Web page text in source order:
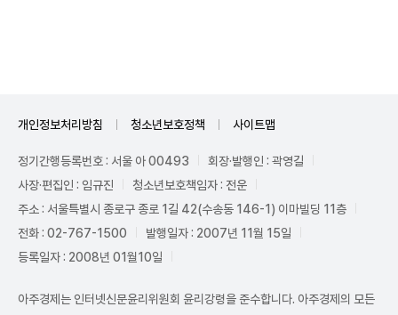
개인정보처리방침 청소년보호정책 사이트맵
정기간행등록번호 : 서울 아 00493
회장·발행인 : 곽영길
사장·편집인 : 임규진
청소년보호책임자 : 전운
주소 : 서울특별시 종로구 종로 1길 42(수송동 146-1) 이마빌딩 11층
전화 : 02-767-1500
발행일자 : 2007년 11월 15일
등록일자 : 2008년 01월10일
아주경제는 인터넷신문윤리위원회 윤리강령을 준수합니다. 아주경제의 모든